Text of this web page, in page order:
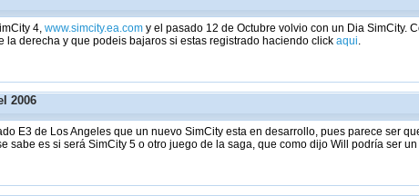
4,www.simcity.ea.com y el pasado 12 de Octubre volvio con un Dia SimCity.
la derecha y que podeis bajaros si estas registrado haciendo clickaqui.
2006
E3 de Los Angeles que un nuevo SimCity esta en desarrollo, pues parece ser
sabe es si será SimCity 5 o otro juego de la saga, que como dijo Will podría ser